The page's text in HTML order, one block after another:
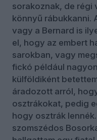
sorakoznak, de régi
könnyű rábukkanni.
vagy a Bernard is
el, hogy az embert
sarokban, vagy
fickó például
külföldiként
áradozott arról,
osztrákokat, pedig
hogy osztrák
szomszédos